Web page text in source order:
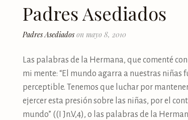
Padres Asediados
Padres Asediados on mayo 8, 2010
Las palabras de la Hermana, que comenté
mi mente: “El mundo agarra a nuestras niñas
perceptible. Tenemos que luchar por
ejercer esta presión sobre las niñas, por el
mundo” ((I Jn.V,4), o las palabras de la